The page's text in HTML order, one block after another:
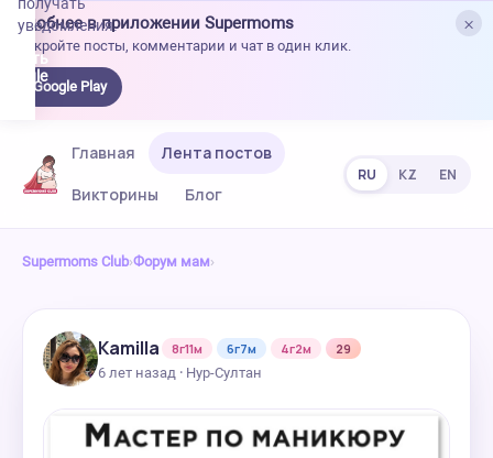
×
Удобнее в приложении Supermoms
Откройте посты, комментарии и чат в один клик.
Google Play
уведомления.
Главная
Лента постов
Викторины
Блог
RU KZ EN
Supermoms Club›Форум мам›
Kamilla 8г11м 6г7м 4г2м
29
6 лет назад · Нур-Султан